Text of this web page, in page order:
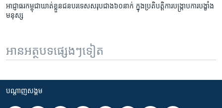
អាជ្ញាធរ​កម្ពុជា​ឃាត់​ខ្លួន​ជនបរទេស​សរុប​ជាង​៦០នាក់ ក្នុង​ប្រតិបត្តិការ​បង្រ្កាប​ការបង្ខាំង​
មនុស្ស
អានអត្ថបទផ្សេងៗទៀត
បណ្តាញ​សង្គម